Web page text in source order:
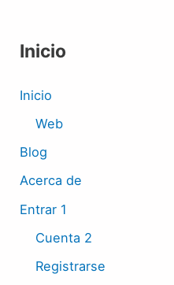
Inicio
Inicio
Web
Blog
Acerca de
Entrar 1
Cuenta 2
Registrarse